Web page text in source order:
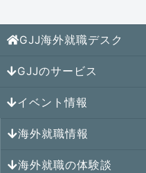
GJJ海外就職デスク
GJJのサービス
海外就職カウンセリング
はじめての海外就職セミナー
キャリアパスポートAI
イベント情報
参加受付中のイベント
過去のイベント一覧
海外就職情報
アメリカの就職情報
海外就職の体験談